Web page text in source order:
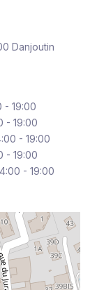
Danjoutin
- 19:00
- 19:00
- 19:00
- 19:00
- 19:00